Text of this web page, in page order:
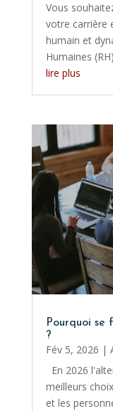
Vous
votre carrière
humain et
Humaines
lire plus
Pourquoi se
?
Fév 5, 2026 |
En 2026
meilleurs
et les